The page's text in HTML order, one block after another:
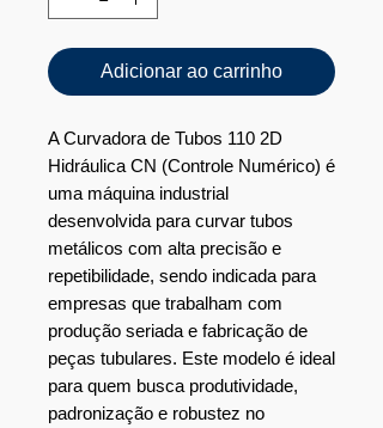
Adicionar ao carrinho
A Curvadora de Tubos 110 2D
Hidráulica CN (Controle Numérico) é
uma máquina industrial
desenvolvida para curvar tubos
metálicos com alta precisão e
repetibilidade, sendo indicada para
empresas que trabalham com
produção seriada e fabricação de
peças tubulares. Este modelo é ideal
para quem busca produtividade,
padronização e robustez no